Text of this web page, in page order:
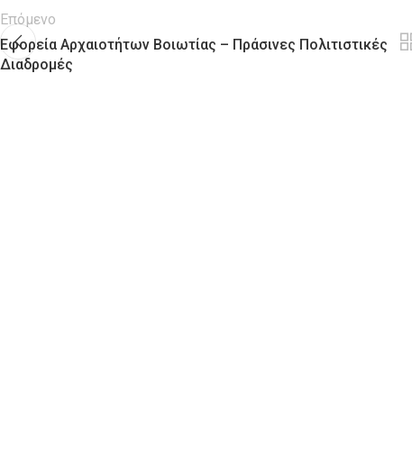
Επόμενο
Εφορεία Αρχαιοτήτων Βοιωτίας – Πράσινες Πολιτιστικές
Διαδρομές